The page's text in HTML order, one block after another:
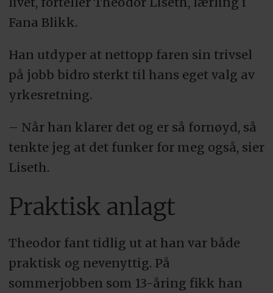
Fana Blikk.
Han utdyper at nettopp faren sin trivsel
på jobb bidro sterkt til hans eget valg av
yrkesretning.
– Når han klarer det og er så fornøyd, så
tenkte jeg at det funker for meg også, sier
Liseth.
Praktisk anlagt
Theodor fant tidlig ut at han var både
praktisk og nevenyttig. På
sommerjobben som 13-åring fikk han